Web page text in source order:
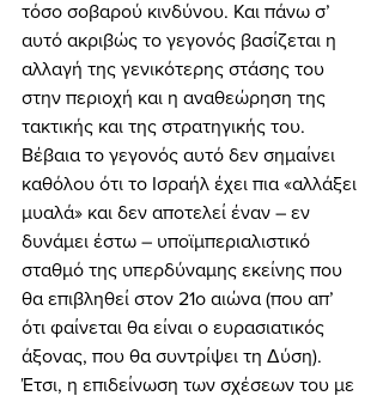
τόσο σοβαρού κινδύνου. Και πάνω σ’
αυτό ακριβώς το γεγονός βασίζεται η
αλλαγή της γενικότερης στάσης του
στην περιοχή και η αναθεώρηση της
τακτικής και της στρατηγικής του.
Βέβαια το γεγονός αυτό δεν σημαίνει
καθόλου ότι το Ισραήλ έχει πια «αλλάξει
μυαλά» και δεν αποτελεί έναν – εν
δυνάμει έστω – υποϊμπεριαλιστικό
σταθμό της υπερδύναμης εκείνης που
θα επιβληθεί στον 21ο αιώνα (που απ’
ότι φαίνεται θα είναι ο ευρασιατικός
άξονας, που θα συντρίψει τη Δύση).
Έτσι, η επιδείνωση των σχέσεων του με